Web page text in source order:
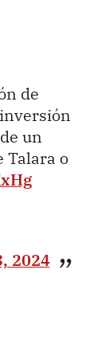
de
un
Talara o
2024